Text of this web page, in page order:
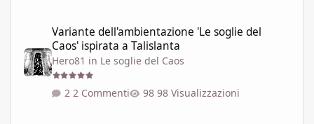
Variante dell'ambientazione 'Le soglie del
Caos' ispirata a Talislanta
Hero81 in Le soglie del Caos
2 Commenti 98 Visualizzazioni